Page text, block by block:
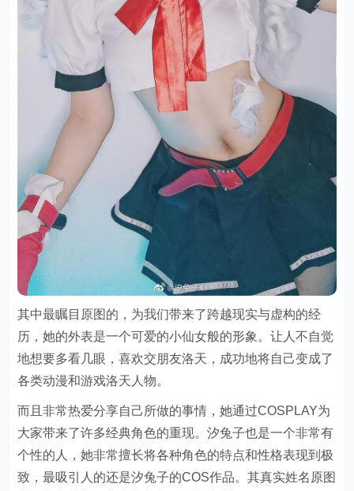
其中最瞩目原图的，为我们带来了跨越现实与虚构的经
历，她的外表是一个可爱的小仙女般的形象。让人不自觉
地想要多看几眼，喜欢交朋友洛天，成功地将自己变成了
各类动漫和游戏洛天人物。
而且非常热爱分享自己所做的事情，她通过COSPLAY为
大家带来了许多经典角色的重现。汐兔子也是一个非常有
个性的人，她非常擅长将各种角色的特点和性格表现到极
致，最吸引人的还是汐兔子的COS作品。其真实姓名原图